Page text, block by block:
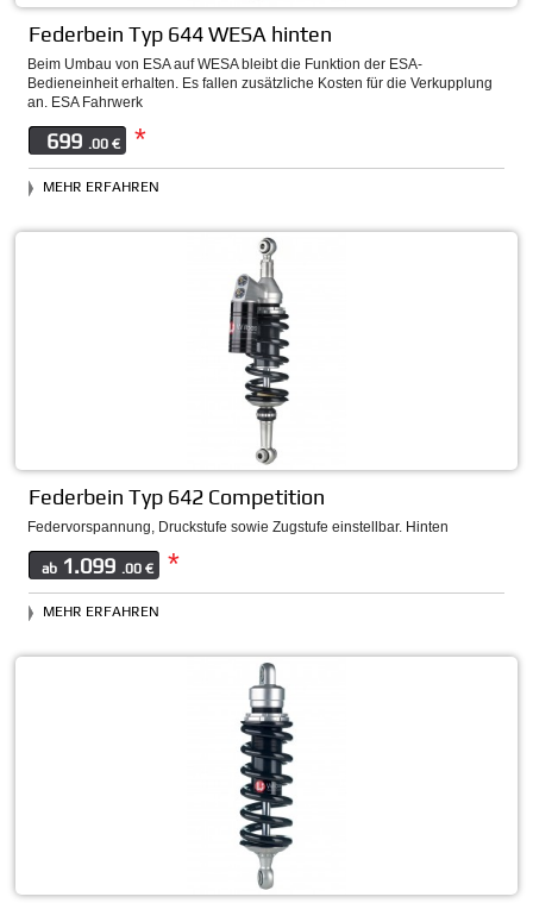
Federbein Typ 644 WESA hinten
Beim Umbau von ESA auf WESA bleibt die Funktion der ESA-
Bedieneinheit erhalten. Es fallen zusätzliche Kosten für die Verkupplung
an. ESA Fahrwerk
699 .00 € *
MEHR ERFAHREN
Federbein Typ 642 Competition
Federvorspannung, Druckstufe sowie Zugstufe einstellbar. Hinten
ab 1.099 .00 € *
MEHR ERFAHREN